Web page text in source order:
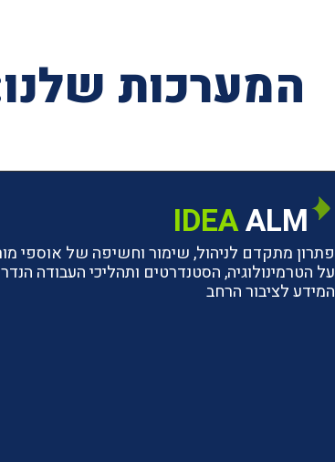
המערכות
IDEAALM
פתרון מתקדם לניהול, שימור וחשיפה של אוספי
על הטרמינולוגיה, הסטנדרטים ותהליכי העבודה
המידע לציבור הרחב